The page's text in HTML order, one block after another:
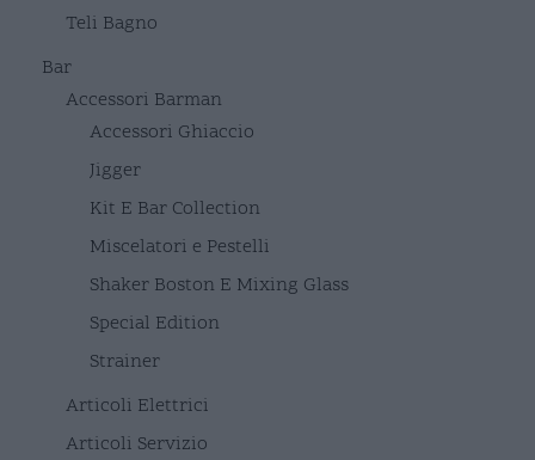
Teli Bagno
Bar
Accessori Barman
Accessori Ghiaccio
Jigger
Kit E Bar Collection
Miscelatori e Pestelli
Shaker Boston E Mixing Glass
Special Edition
Strainer
Articoli Elettrici
Articoli Servizio